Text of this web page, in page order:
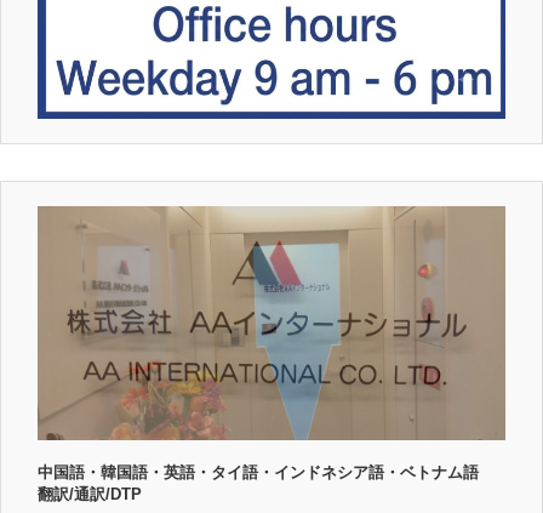
中国語・韓国語・英語・タイ語・インドネシア語・ベトナム語
翻訳/通訳/DTP